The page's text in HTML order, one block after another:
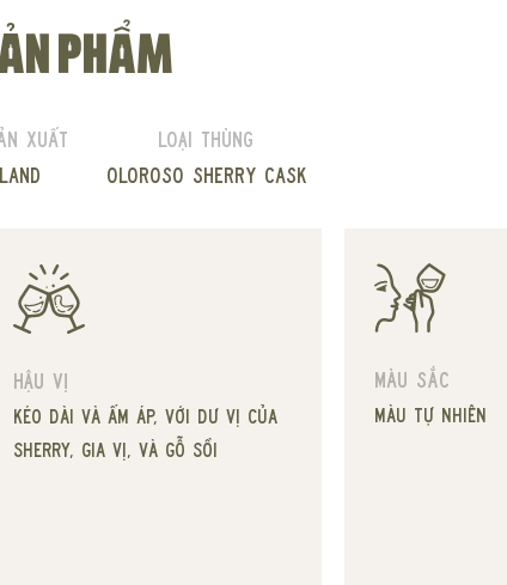
PHẨM
xuất
Loại thùng
Oloroso sherry cask
Hậu vị
Kéo dài và ấm áp, với dư vị của
sherry, gia vị, và gỗ sồi
Màu sắc
Màu tự nhiên